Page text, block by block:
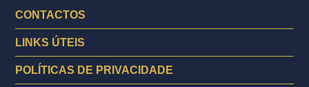
CONTACTOS
LINKS ÚTEIS
POLÍTICAS DE PRIVACIDADE